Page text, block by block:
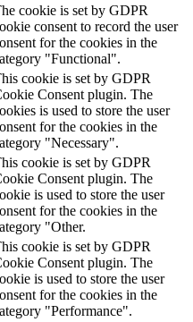
cookie is set by GDPR
consent to record the user
for the cookies in the
"Functional".
cookie is set by GDPR
Consent plugin. The
is used to store the user
for the cookies in the
"Necessary".
cookie is set by GDPR
Consent plugin. The
is used to store the user
for the cookies in the
"Other.
cookie is set by GDPR
Consent plugin. The
is used to store the user
for the cookies in the
"Performance".